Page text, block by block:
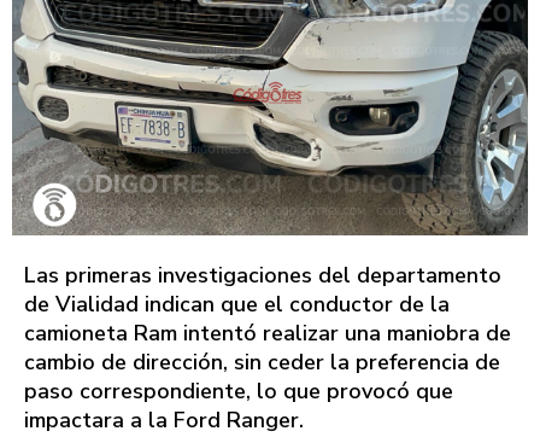
Las primeras investigaciones del departamento
de Vialidad indican que el conductor de la
camioneta Ram intentó realizar una maniobra de
cambio de dirección, sin ceder la preferencia de
paso correspondiente, lo que provocó que
impactara a la Ford Ranger.